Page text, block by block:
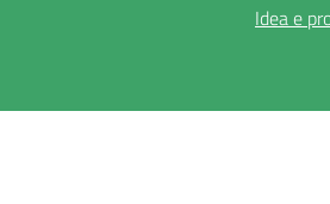
Idea e